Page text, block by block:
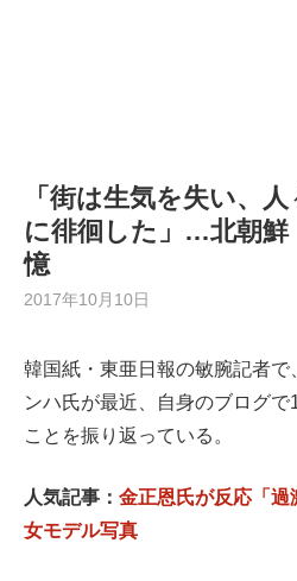
「街は生気を失い、
に徘徊した」…北朝鮮
憶
2017年10月10日
韓国紙・東亜日報の敏腕記者で
ンハ氏が最近、自身のブログ
ことを振り返っている。
人気記事： 金正恩氏が反応「過
女モデル写真